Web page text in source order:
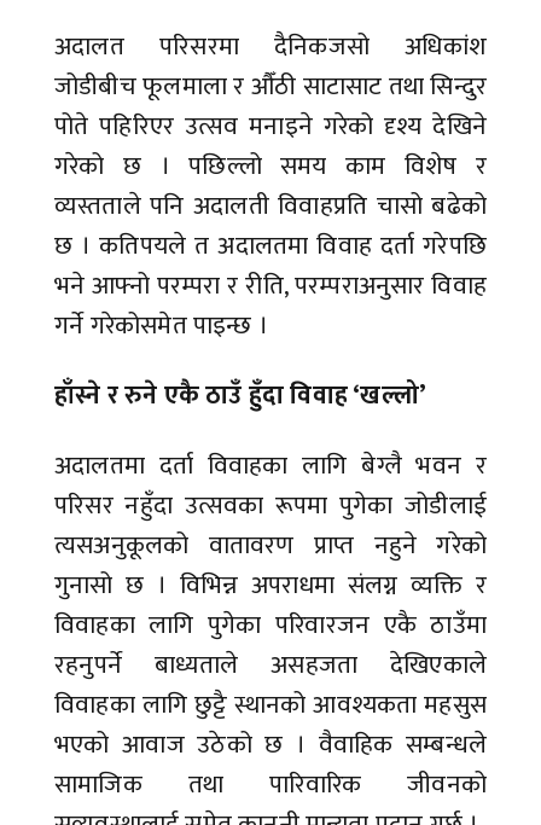
अदालत परिसरमा दैनिकजसो अधिकांश
जोडीबीच फूलमाला र औँठी साटासाट तथा सिन्दुर
पोते पहिरिएर उत्सव मनाइने गरेको दृश्य देखिने
गरेको छ । पछिल्लो समय काम विशेष र
व्यस्तताले पनि अदालती विवाहप्रति चासो बढेको
छ । कतिपयले त अदालतमा विवाह दर्ता गरेपछि
भने आफ्नो परम्परा र रीति, परम्पराअनुसार विवाह
गर्ने गरेकोसमेत पाइन्छ ।
हाँस्ने र रुने एकै ठाउँ हुँदा विवाह ‘खल्लो’
अदालतमा दर्ता विवाहका लागि बेग्लै भवन र
परिसर नहुँदा उत्सवका रूपमा पुगेका जोडीलाई
त्यसअनुकूलको वातावरण प्राप्त नहुने गरेको
गुनासो छ । विभिन्न अपराधमा संलग्न व्यक्ति र
विवाहका लागि पुगेका परिवारजन एकै ठाउँमा
रहनुपर्ने बाध्यताले असहजता देखिएकाले
विवाहका लागि छुट्टै स्थानको आवश्यकता महसुस
भएको आवाज उठेको छ । वैवाहिक सम्बन्धले
सामाजिक तथा पारिवारिक जीवनको